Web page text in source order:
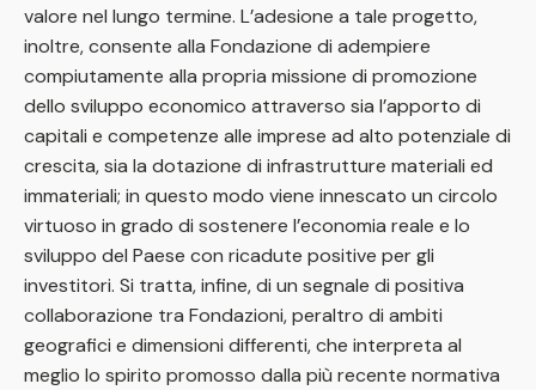
valore nel lungo termine. L’adesione a tale progetto,
inoltre, consente alla Fondazione di adempiere
compiutamente alla propria missione di promozione
dello sviluppo economico attraverso sia l’apporto di
capitali e competenze alle imprese ad alto potenziale di
crescita, sia la dotazione di infrastrutture materiali ed
immateriali; in questo modo viene innescato un circolo
virtuoso in grado di sostenere l’economia reale e lo
sviluppo del Paese con ricadute positive per gli
investitori. Si tratta, infine, di un segnale di positiva
collaborazione tra Fondazioni, peraltro di ambiti
geografici e dimensioni differenti, che interpreta al
meglio lo spirito promosso dalla più recente normativa